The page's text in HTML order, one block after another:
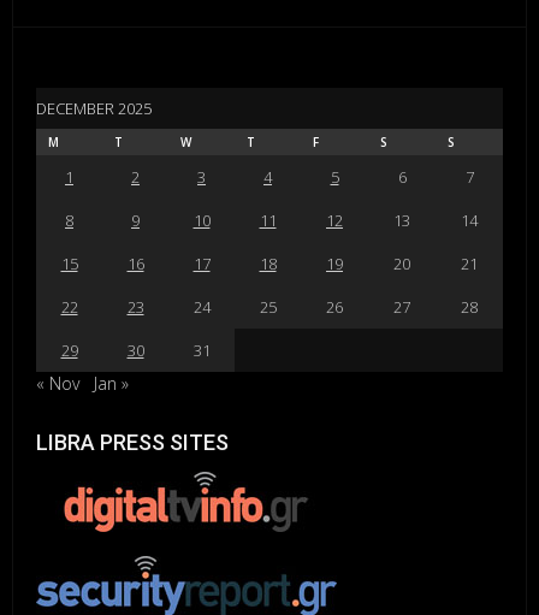
DECEMBER 2025
M T W T F S S
1 2 3 4 5 6
7
8
9 10 11 12 13
14
15
16 17 18 19 20
21
22
23 24 25 26 27
28
29
30 31
« Nov Jan »
LIBRA PRESS SITES